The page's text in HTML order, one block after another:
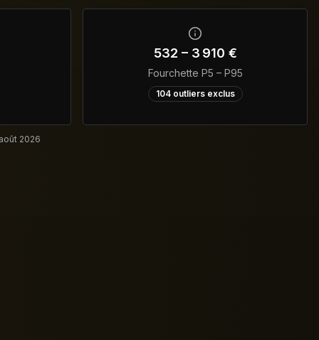
532 – 3 910 €
Fourchette P5 – P95
104outliers exclus
2026